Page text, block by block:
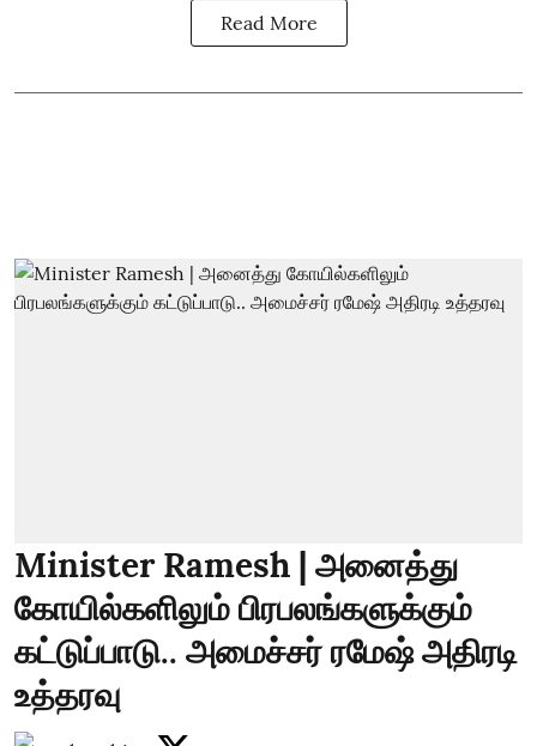
Read More
Minister Ramesh | அனைத்து
கோயில்களிலும் பிரபலங்களுக்கும்
கட்டுப்பாடு.. அமைச்சர் ரமேஷ் அதிரடி
உத்தரவு